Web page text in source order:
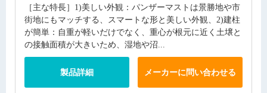
［主な特長］1)美しい外観：パンザーマストは景勝地や市
街地にもマッチする、スマートな形と美しい外観、2)建柱
が簡単：自重が軽いだけでなく、重心が根元に近く土壌と
の接触面積が大きいため、湿地や沼...
製品詳細 メーカーに問い合わせる